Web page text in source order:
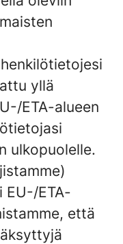
yllä
ETA-alueen
ulkopuolelle.
EU-/ETA-
että